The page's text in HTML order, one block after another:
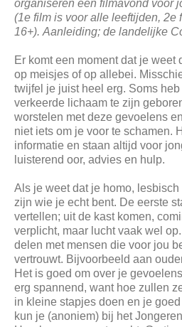
organiseren een filmavond voor
(1e film is voor alle leeftijden, 2e
16+). Aanleiding; de landelijke
Er komt een moment dat je
op meisjes of op allebei.
twijfel je juist heel erg. Soms
verkeerde lichaam te zijn
worstelen met deze gevoelens
niet iets om je voor te schamen.
informatie en staan altijd voor
luisterend oor, advies en hulp.
Als je weet dat je homo,
zijn wie je echt bent. De eerste
vertellen; uit de kast komen,
verplicht, maar lucht vaak wel
delen met mensen die voor jou
vertrouwt. Bijvoorbeeld aan
Het is goed om over je
erg spannend, want hoe zullen
in kleine stapjes doen en je
kun je (anoniem) bij het